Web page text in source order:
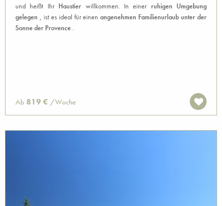
und heißt Ihr Haustier willkommen. In einer ruhigen Umgebung
gelegen , ist es ideal für einenangenehmen Familienurlaub unter der
Sonne der Provence .
Ab 819 € /Woche